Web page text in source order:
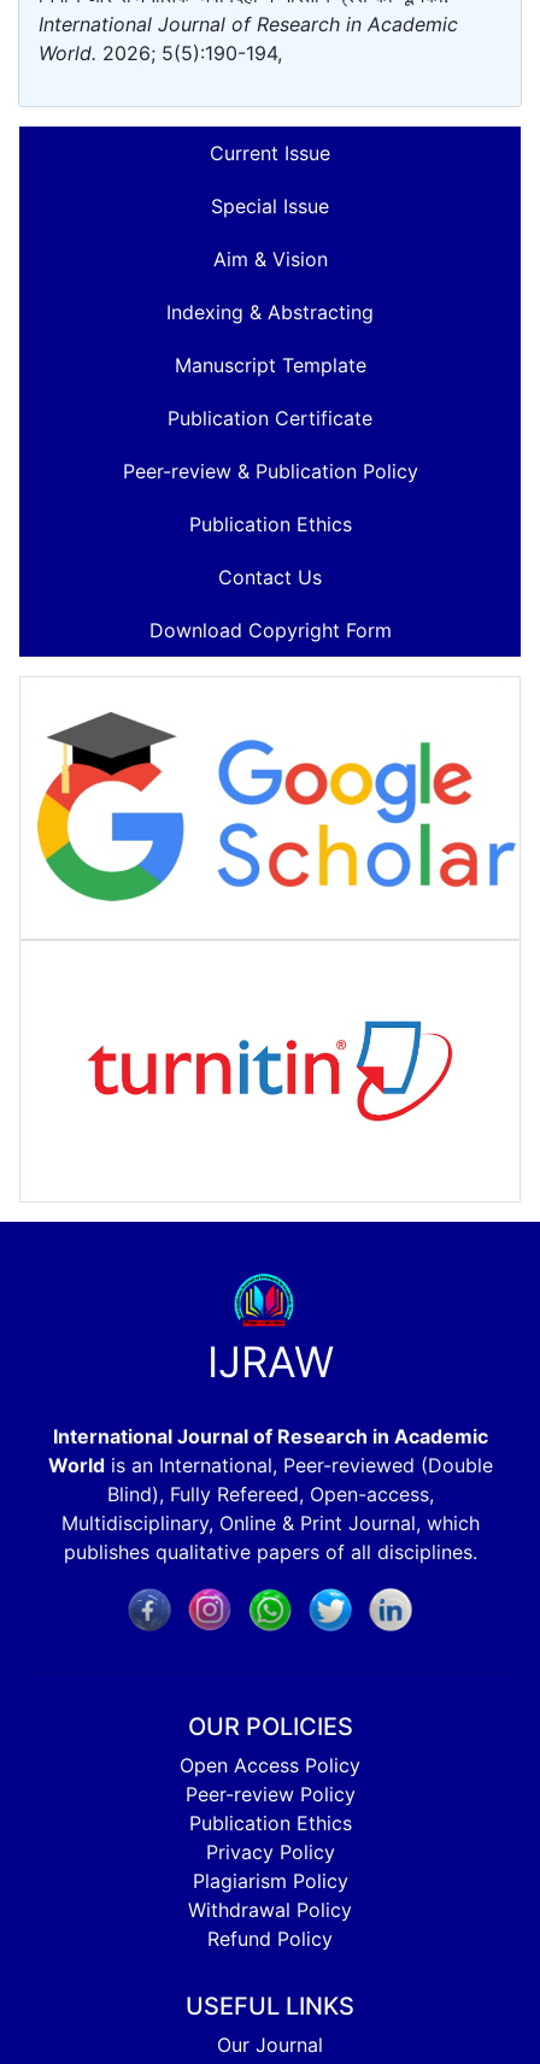
International Journal of Research in Academic
World. 2026; 5(5):190-194,
Current Issue
Special Issue
Aim & Vision
Indexing & Abstracting
Manuscript Template
Publication Certificate
Peer-review & Publication Policy
Publication Ethics
Contact Us
Download Copyright Form
IJRAW
International Journal of Research in Academic
Worldis an International, Peer-reviewed (Double
Blind), Fully Refereed, Open-access,
Multidisciplinary, Online & Print Journal, which
publishes qualitative papers of all disciplines.
OUR POLICIES
Open Access Policy
Peer-review Policy
Publication Ethics
Privacy Policy
Plagiarism Policy
Withdrawal Policy
Refund Policy
USEFUL LINKS
Our Journal